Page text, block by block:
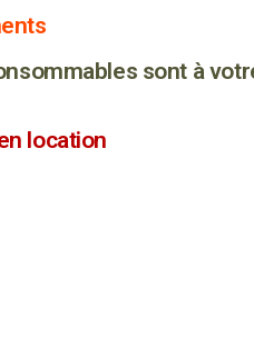
sont à
location